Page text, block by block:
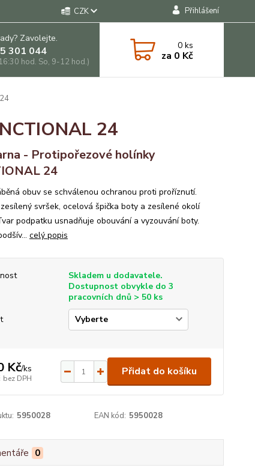
CZK Přihlášení
Zavolejte.
301 044
hod. So, 9-12 hod.)
0ks
za 0 Kč
24
- Protipořezové holínky
24
obuv se schválenou ochranou proti proříznutí.
svršek, ocelová špička boty a zesílené okolí
podpatku usnadňuje obouvání a vyzouvání boty.
celý popis
Skladem u dodavatele.
Dostupnost obvykle do 3
pracovních dnů > 50 ks
Kč/ks
bez DPH
Přidat do košíku
5950028 EAN kód: 5950028
0